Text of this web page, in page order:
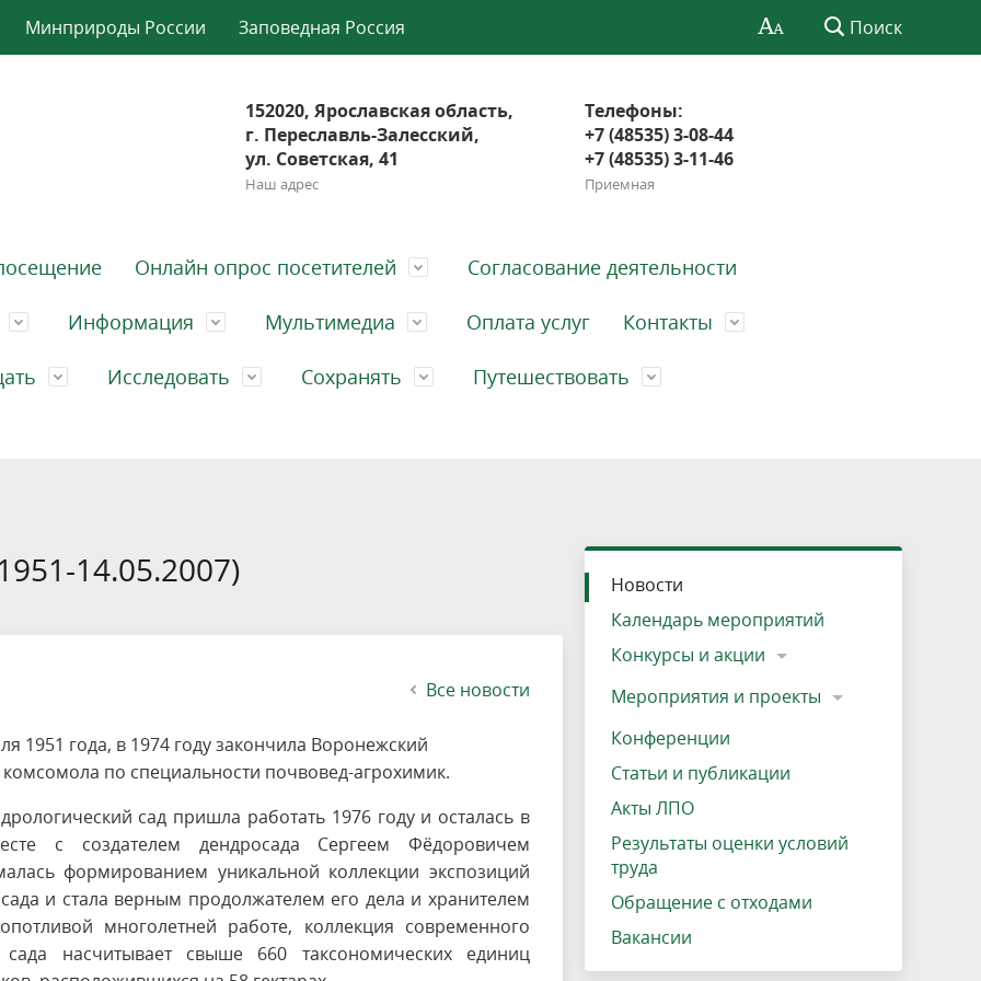
Минприроды России Заповедная Россия Поиск
152020, Ярославская область,
г. Переславль-Залесский,
ул. Советская, 41
Наш адрес
Телефоны:
+7 (48535) 3-08-44
+7 (48535) 3-11-46
Приемная
парка Растительный и животный мир
Озеро Плещеево
Вакансии
Онлайн опрос посетителей Согласование деятельности
карта Достопримечательности
Экологические тропы и туристские
маршруты
на озере Зоны для парусного спорта
саженцев Экскурсии
Прокат велосипедов
Адрес, телефон, схема проезда
Информация
Акты ЛПО
Результаты оценки условий труда
Мультимедиа Оплата услуг Контакты
карта
Информация для инвесторов и
спонсоров
Интерактивная карта
Исследовать Сохранять
Кадастр объектов животного мира
Кадастр объектов животного мира, не
отнесенных к объектам охоты
Интерактивная карта
Путешествовать
14.05.2007)
Все новости
1951 года, в 1974 году закончила Воронежский
по специальности почвовед-агрохимик.
сад пришла работать 1976 году и осталась в
с создателем дендросада Сергеем Фёдоровичем
формированием уникальной коллекции экспозиций
и стала верным продолжателем его дела и хранителем
многолетней работе, коллекция современного
сада насчитывает свыше 660 таксономических единиц
Новости
Календарь мероприятий
Конкурсы и акции
Мероприятия и проекты
Конференции
Статьи и публикации
Акты ЛПО
Результаты оценки условий
труда
Обращение с отходами
Вакансии